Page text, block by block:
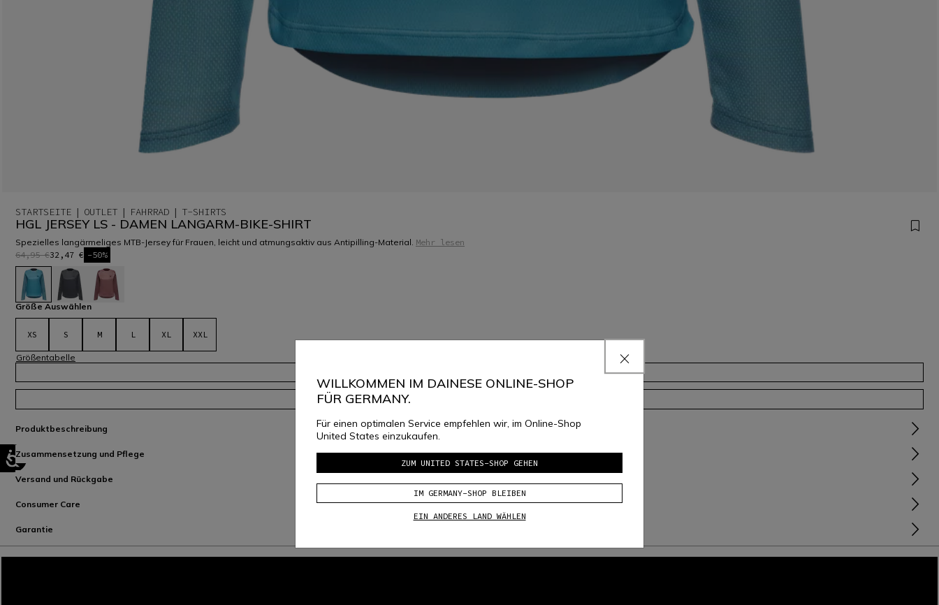
STARTSEITE OUTLET FAHRRAD T-SHIRTS
HGL JERSEY LS - DAMEN LANGARM-BIKE-SHIRT
Spezielles langärmeliges MTB-Jersey für Frauen, leicht und atmungsaktiv aus Antipilling-Material. Mehr lesen
64,95 €32,47 € -50%
ausgewählt
Größe Auswählen
XS S M L XL XXL
Größentabelle
Produktbeschreibung
Zusammensetzung und Pflege
Versand und Rückgabe
Consumer Care
Garantie
WILLKOMMEN IM DAINESE ONLINE-SHOP
FÜR GERMANY.
Für einen optimalen Service empfehlen wir, im Online-Shop
United States einzukaufen.
ZUM UNITED STATES-SHOP GEHEN
IM GERMANY-SHOP BLEIBEN
EIN ANDERES LAND WÄHLEN